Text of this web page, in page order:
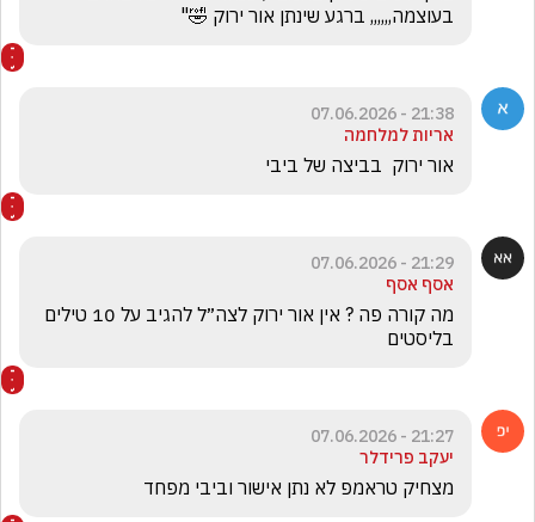
בעוצמה,,,,,, ברגע שינתן אור ירוק 🤣"
21:38 - 07.06.2026
אריות למלחמה
אור ירוק  בביצה של ביבי
21:29 - 07.06.2026
אסף אסף
בליסטים
21:27 - 07.06.2026
יעקב פרידלר
מצחיק טראמפ לא נתן אישור וביבי מפחד